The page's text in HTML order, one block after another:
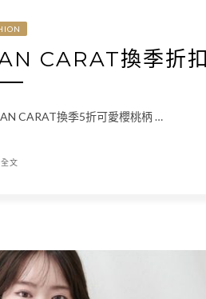
CARAT換季折扣
CARAT換季5折可愛櫻桃柄 …
文